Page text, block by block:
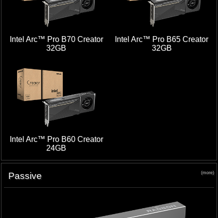
Intel Arc™ Pro B70 Creator
32GB
Intel Arc™ Pro B65 Creator
32GB
Intel Arc™ Pro B60 Creator
24GB
Passive (more)